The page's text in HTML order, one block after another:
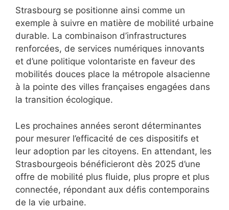
Strasbourg se positionne ainsi comme un
exemple à suivre en matière de mobilité urbaine
durable. La combinaison d’infrastructures
renforcées, de services numériques innovants
et d’une politique volontariste en faveur des
mobilités douces place la métropole alsacienne
à la pointe des villes françaises engagées dans
la transition écologique.
Les prochaines années seront déterminantes
pour mesurer l’efficacité de ces dispositifs et
leur adoption par les citoyens. En attendant, les
Strasbourgeois bénéficieront dès 2025 d’une
offre de mobilité plus fluide, plus propre et plus
connectée, répondant aux défis contemporains
de la vie urbaine.